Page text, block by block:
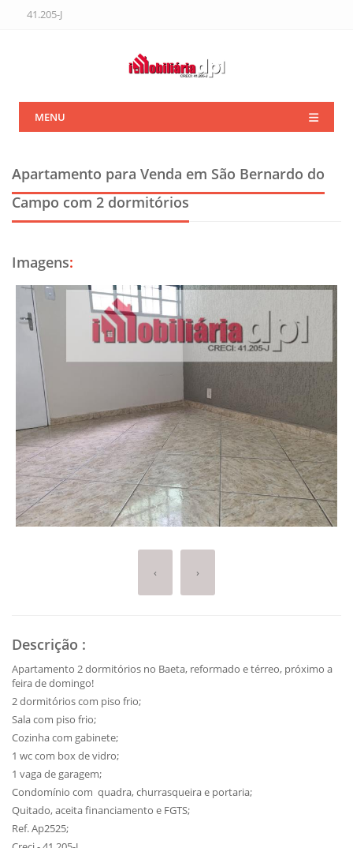
41.205-J
MENU
Apartamento para Venda em São Bernardo do
Campo com 2 dormitórios
Imagens:
‹ ›
Descrição :
Apartamento 2 dormitórios no Baeta, reformado e térreo, próximo a
feira de domingo!
2 dormitórios com piso frio;
Sala com piso frio;
Cozinha com gabinete;
1 wc com box de vidro;
1 vaga de garagem;
Condomínio com quadra, churrasqueira e portaria;
Quitado, aceita financiamento e FGTS;
Ref. Ap2525;